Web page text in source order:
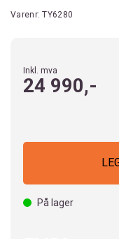
Varenr:TY6280
Inkl. mva
24 990,-
På lager